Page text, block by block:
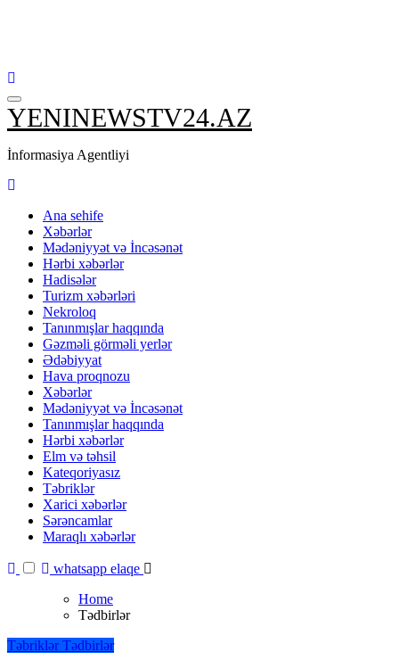
YENINEWSTV24.AZ
İnformasiya Agentliyi
Ana sehife
Xəbərlər
Mədəniyyət və İncəsənət
Hərbi xəbərlər
Hadisələr
Turizm xəbərləri
Nekroloq
Tanınmışlar haqqında
Gəzməli görməli yerlər
Ədəbiyyat
Hava proqnozu
Xəbərlər
Mədəniyyət və İncəsənət
Tanınmışlar haqqında
Hərbi xəbərlər
Elm və təhsil
Kateqoriyasız
Təbriklər
Xarici xəbərlər
Sərəncamlar
Maraqlı xəbərlər
whatsapp elaqe
Home
Tədbirlər
Təbriklər Tədbirlər